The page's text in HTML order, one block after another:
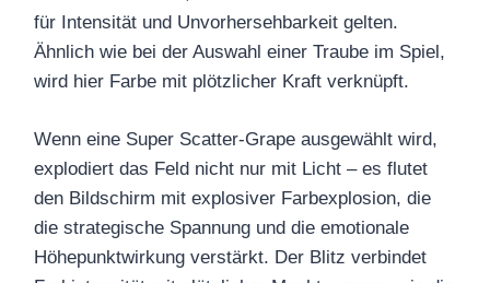
für Intensität und Unvorhersehbarkeit gelten.
Ähnlich wie bei der Auswahl einer Traube im Spiel,
wird hier Farbe mit plötzlicher Kraft verknüpft.
Wenn eine Super Scatter-Grape ausgewählt wird,
explodiert das Feld nicht nur mit Licht – es flutet
den Bildschirm mit explosiver Farbexplosion, die
die strategische Spannung und die emotionale
Höhepunktwirkung verstärkt. Der Blitz verbindet